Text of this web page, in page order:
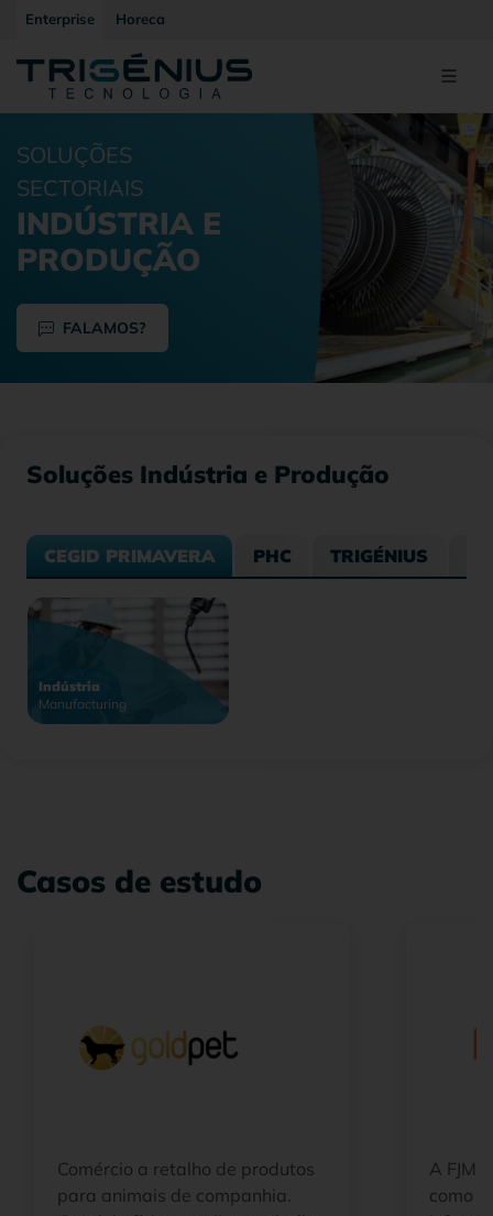
Enterprise Horeca
SOLUÇÕES
SECTORIAIS
INDÚSTRIA E
PRODUÇÃO
FALAMOS?
Soluções Indústria e Produção
CEGID PRIMAVERA PHC TRIGÉNIUS
Indústria
Manufacturing
Casos de estudo
Comércio a retalho de produtos
para animais de companhia.
A
como